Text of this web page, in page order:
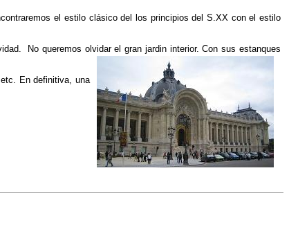
el estilo clásico del los principios del S.XX con el estilo
No queremos olvidar el gran jardin interior. Con sus estanques
En definitiva, una